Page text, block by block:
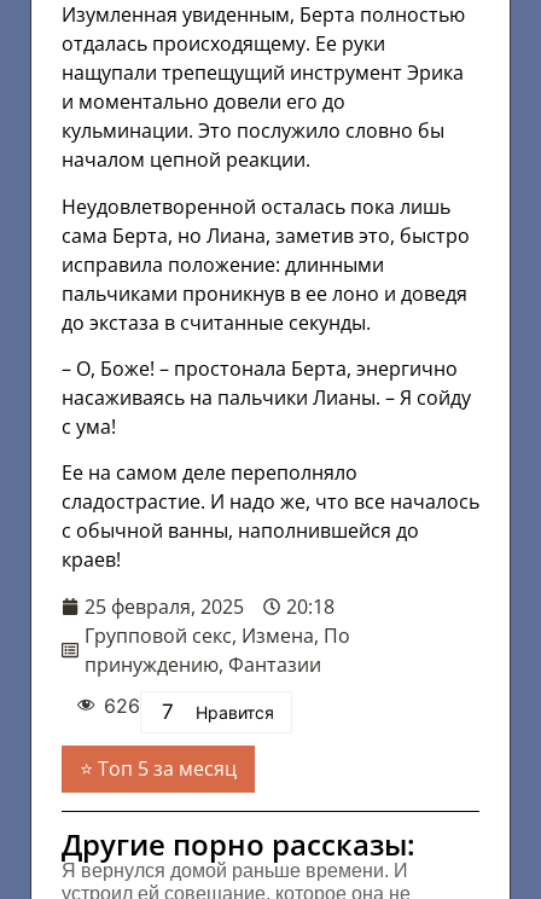
Изумленная увиденным, Берта полностью
отдалась происходящему. Ее руки
нащупали трепещущий инструмент Эрика
и моментально довели его до
кульминации. Это послужило словно бы
началом цепной реакции.
Неудовлетворенной осталась пока лишь
сама Берта, но Лиана, заметив это, быстро
исправила положение: длинными
пальчиками проникнув в ее лоно и доведя
до экстаза в считанные секунды.
– О, Боже! – простонала Берта, энергично
насаживаясь на пальчики Лианы. – Я сойду
с ума!
Ее на самом деле переполняло
сладострастие. И надо же, что все началось
с обычной ванны, наполнившейся до
краев!
25 февраля, 2025
20:18
Групповой секс, Измена, По
принуждению, Фантазии
626 7 Нравится
Топ 5 за месяц
Другие порно рассказы:
Я вернулся домой раньше времени. И
устроил ей совещание, которое она не